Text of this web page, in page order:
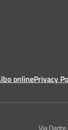
onlinePrivacy
Via